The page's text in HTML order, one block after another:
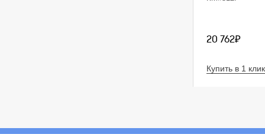
20 762₽
Купить в 1 клик